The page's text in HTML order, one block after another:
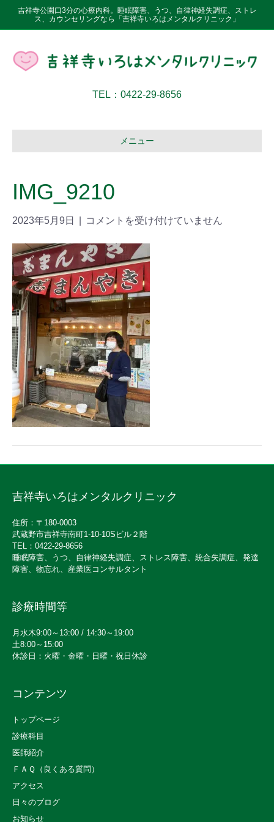
吉祥寺公園口3分の心療内科。睡眠障害、うつ、自律神経失調症、ストレ
ス、カウンセリングなら「吉祥寺いろはメンタルクリニック」
TEL：0422-29-8656
メニュー
IMG_9210
2023年5月9日 コメントを受け付けていません
吉祥寺いろはメンタルクリニック
住所：〒180-0003
武蔵野市吉祥寺南町1-10-10Sビル２階
TEL：0422-29-8656
睡眠障害、うつ、自律神経失調症、ストレス障害、統合失調症、発達
障害、物忘れ、産業医コンサルタント
診療時間等
月水木9:00～13:00 / 14:30～19:00
土8:00～15:00
休診日：火曜・金曜・日曜・祝日休診
コンテンツ
トップページ
診療科目
医師紹介
ＦＡＱ（良くある質問）
アクセス
日々のブログ
お知らせ